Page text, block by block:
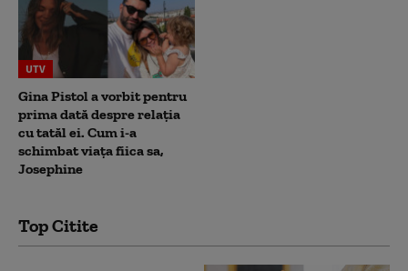
UTV
Gina Pistol a vorbit pentru
prima dată despre relația
cu tatăl ei. Cum i-a
schimbat viața fiica sa,
Josephine
Top Citite